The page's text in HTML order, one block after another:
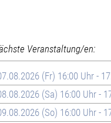
Veranstaltung/en:
(Fr) 16:00 Uhr -
(Sa) 16:00 Uhr -
(So) 16:00 Uhr -